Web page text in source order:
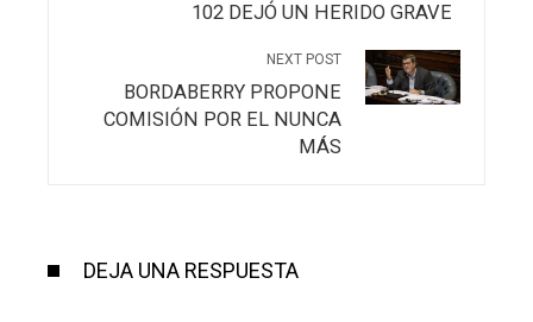
102 DEJÓ UN HERIDO GRAVE
NEXT POST
BORDABERRY PROPONE
COMISIÓN POR EL NUNCA
MÁS
DEJA UNA RESPUESTA